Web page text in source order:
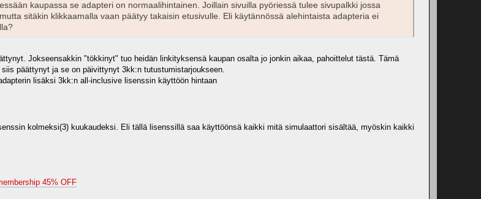
kaupassa se adapteri on normaalihintainen. Joillain sivuilla pyöriessä tulee sivupalkki jossa
sitäkin klikkaamalla vaan päätyy takaisin etusivulle. Eli käytännössä alehintaista adapteria ei
Jokseensakkin "tökkinyt" tuo heidän linkityksensä kaupan osalta jo jonkin aikaa, pahoittelut tästä. Tämä
päättynyt ja se on päivittynyt 3kk:n tutustumistarjoukseen.
lisäksi 3kk:n all-inclusive lisenssin käyttöön hintaan
kolmeksi(3) kuukaudeksi. Eli tällä lisenssillä saa käyttöönsä kaikki mitä simulaattori sisältää, myöskin kaikki
45% OFF